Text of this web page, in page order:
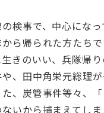
検事で、中心になっ
ら帰られた方たち
きのいい、兵隊帰
、田中角栄元総理が
、炭管事件等々、
いから捕まえてし